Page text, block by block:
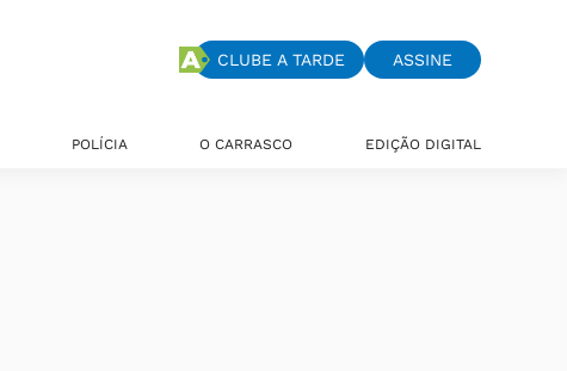
CLUBE A TARDE ASSINE
POLÍCIA O CARRASCO EDIÇÃO DIGITAL